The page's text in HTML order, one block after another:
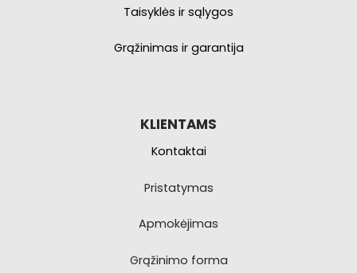
Taisyklės ir sąlygos
Grąžinimas ir garantija
KLIENTAMS
Kontaktai
Pristatymas
Apmokėjimas
Grąžinimo forma